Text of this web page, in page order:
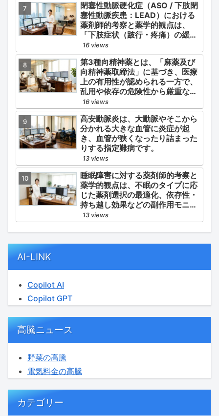
閉塞性動脈硬化症（ASO / 下肢閉
塞性動脈疾患：LEAD）における
薬剤師的考察と薬学的観点は、
「下肢症状（跛行・疼痛）の緩
和」と「全身性動脈硬化による脳
心血管イベント（脳梗塞・心筋梗
塞）の二次予防」の2軸を同時に
管理することにあります。
16 views
第3種向精神薬とは、「麻薬及び
向精神薬取締法」に基づき、医療
上の有用性が認められる一方で、
乱用や依存の危険性から厳重な管
理・規制が必要とされる薬物のう
ち、第1種・第2種よりも比較的リ
スクが低いと判断されて指定され
ている医薬品の分類です。
16 views
高安動脈炎は、大動脈やそこから
分かれる大きな血管に炎症が起
き、血管が狭くなったり詰まった
りする指定難病です。
13 views
睡眠障害に対する薬剤師的考察と
薬学的観点は、不眠のタイプに応
じた薬剤選択の最適化、依存性・
持ち越し効果などの副作用モニタ
リング、そして生活習慣（睡眠衛
生）の改善支援にあります。
13 views
AI-LINK
Copilot AI
Copilot GPT
高騰ニュース
野菜の高騰
電気料金の高騰
カテゴリー